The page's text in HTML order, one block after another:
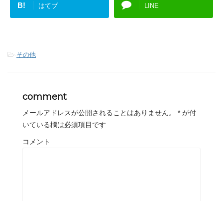
B! はてブ LINE
-その他
comment
メールアドレスが公開されることはありません。 * が付
いている欄は必須項目です
コメント